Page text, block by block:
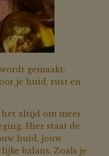
gemaakt:
je huid, rust en
altijd om meer
Hier staat de
huid, jouw
balans. Zoals je